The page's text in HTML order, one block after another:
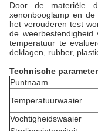
Door de materiële
xenonbooglamp en
het verouderen test
de
temperatuur te
deklagen, rubber,
Technische
Puntnaam
Temperatuurwaaier
Vochtigheidswaaier